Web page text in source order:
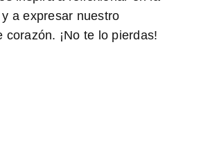
a expresar nuestro
corazón. ¡No te lo pierdas!